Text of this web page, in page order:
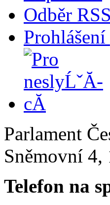
Odběr RSS
Parlament
Sněmovní 4,
Telefon na